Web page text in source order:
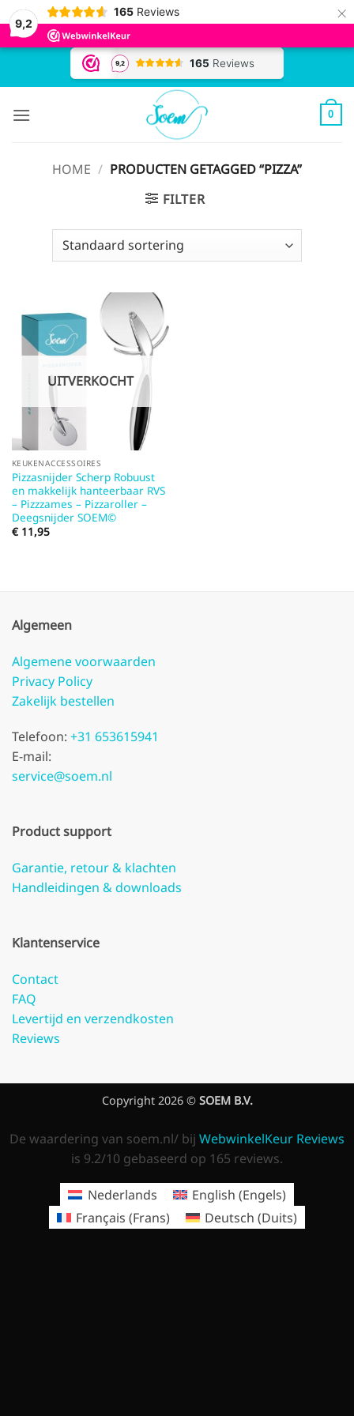
9,2
165 Reviews ×
Ga
0
HOME / PRODUCTEN GETAGGED “PIZZA”
FILTER
UITVERKOCHT
KEUKENACCESSOIRES
Pizzasnijder Scherp Robuust
en makkelijk hanteerbaar RVS
– Pizzzames – Pizzaroller –
Deegsnijder SOEM©
€11,95
Algemeen
Algemene voorwaarden
Privacy Policy
Zakelijk bestellen
Telefoon: +31 653615941
E-mail:
service@soem.nl
Product support
Garantie, retour & klachten
Handleidingen & downloads
Klantenservice
Contact
FAQ
Levertijd en verzendkosten
Reviews
Copyright 2026 © SOEM B.V.
De waardering van soem.nl/ bij WebwinkelKeur Reviews
is 9.2/10 gebaseerd op 165 reviews.
Nederlands English (Engels)
Français (Frans) Deutsch (Duits)